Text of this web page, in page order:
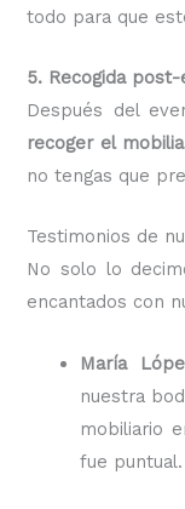
todo para que
5. Recogida
Después del
recoger el
no tengas que
Testimonios de
No solo lo
encantados con
María
nuestra
mobiliario
fue